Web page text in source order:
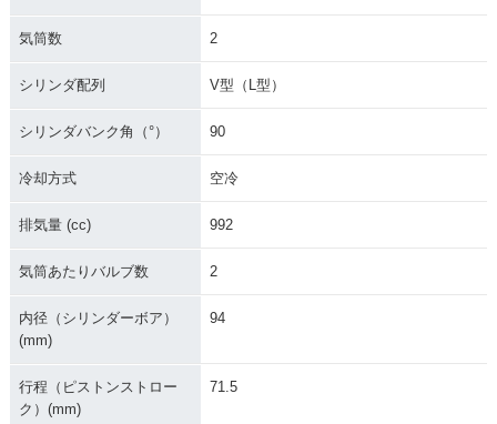
気筒数 2
シリンダ配列 V型（L型）
シリンダバンク角（°） 90
冷却方式 空冷
排気量 (cc) 992
気筒あたりバルブ数 2
内径（シリンダーボア）
(mm)
94
行程（ピストンストロー
ク）(mm)
71.5